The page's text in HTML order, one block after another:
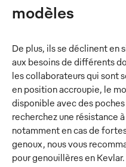
modèles
De plus, ils se déclinent en
aux besoins de différents
les collaborateurs qui sont
en position accroupie, le
disponible avec des
recherchez une résistance
notamment en cas de
genoux, nous vous
pour genouillères en Kevlar.